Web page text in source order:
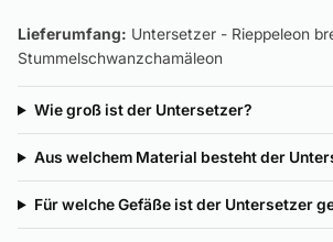
Lieferumfang: Untersetzer - Rieppeleon
Stummelschwanzchamäleon
Wie groß ist der Untersetzer?
Aus welchem Material besteht der
Für welche Gefäße ist der Untersetzer